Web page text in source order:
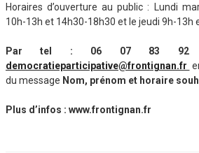
Horaires d’ouverture au public : Lundi
10h-13h et 14h30-18h30 et le jeudi 9h-13h
Par tel : 06 07 83 92
democratieparticipative@frontignan.fr
du message Nom, prénom et horaire
Plus d’infos : www.frontignan.fr